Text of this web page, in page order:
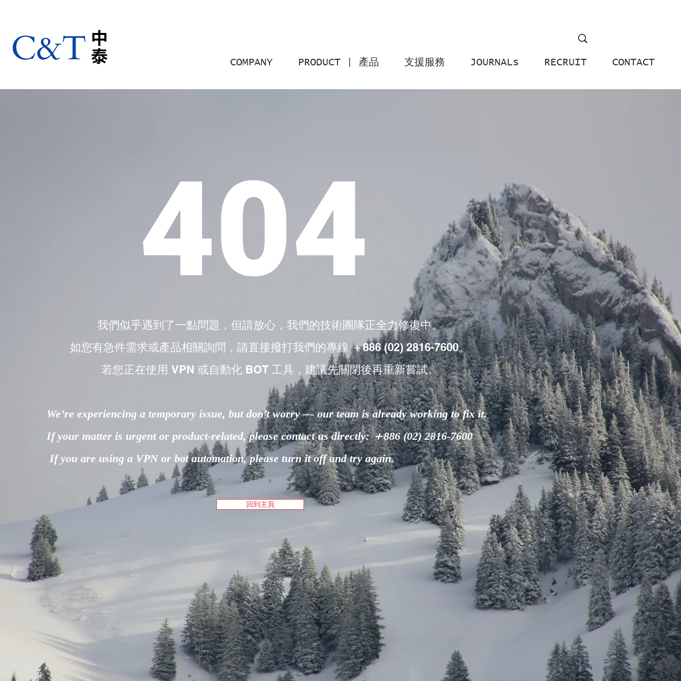
COMPANY PRODUCT | 產品 支援服務 JOURNALs RECRUIT CONTACT
404
我們似乎遇到了一點問題，但請放心，我們的技術團隊正全力修復中。
如您有急件需求或產品相關詢問，請直接撥打我們的專線 ＋886 (02) 2816-7600。
若您正在使用 VPN 或自動化 BOT 工具，建議先關閉後再重新嘗試。
We’re experiencing a temporary issue, but don’t worry — our team is already working to fix it.
If your matter is urgent or product-related, please contact us directly: ＋886 (02) 2816-7600
If you are using a VPN or bot automation, please turn it off and try again.
回到主頁